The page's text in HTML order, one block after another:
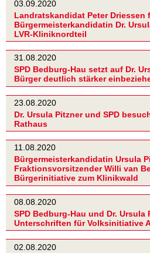
03.09.2020
Landratskandidat Peter Driessen
Bürgermeisterkandidatin Dr.
LVR-Kliniknordteil
31.08.2020
SPD Bedburg-Hau setzt auf Dr.
Bürger deutlich stärker
23.08.2020
Dr. Ursula Pitzner und SPD
Rathaus
11.08.2020
Bürgermeisterkandidatin Ursula
Fraktionsvorsitzender Willi van
Bürgerinitiative zum Klinikwald
08.08.2020
SPD Bedburg-Hau und Dr. Ursula
Unterschriften für Volksinitiative
02.08.2020